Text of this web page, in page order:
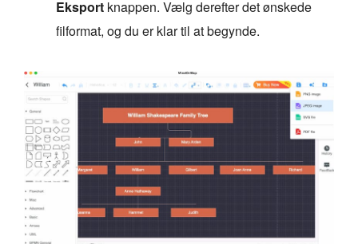
Eksport knappen. Vælg derefter det ønskede
filformat, og du er klar til at begynde.